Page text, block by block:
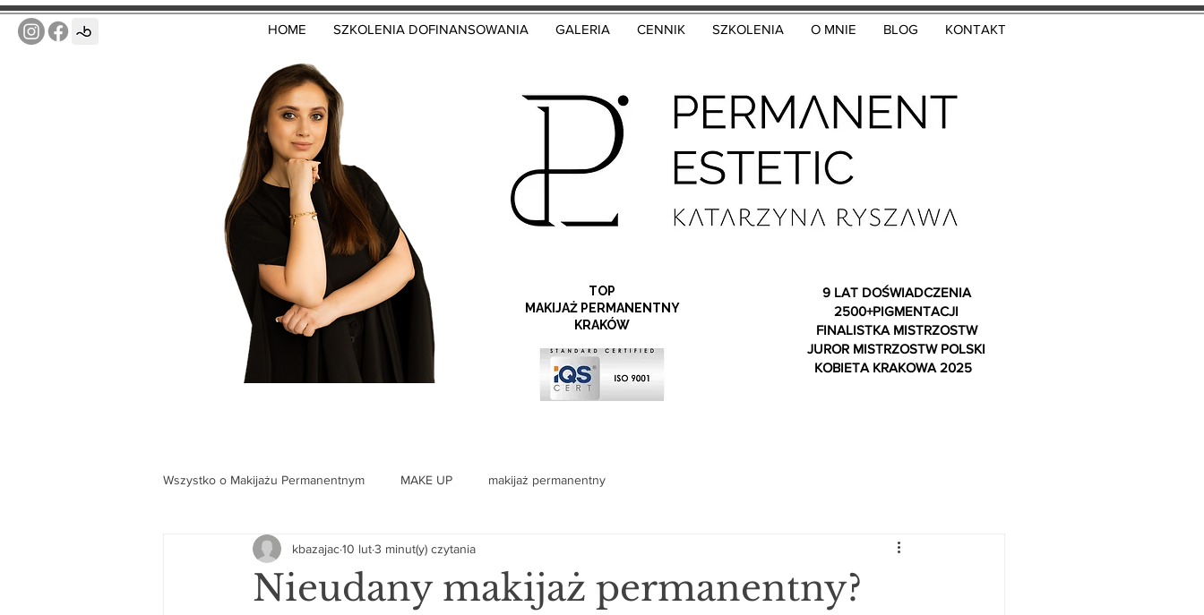
HOME SZKOLENIA DOFINANSOWANIA GALERIA CENNIK SZKOLENIA O MNIE BLOG KONTAKT
9 LAT DOŚWIADCZENIA
2500+PIGMENTACJI
FINALISTKA MISTRZOSTW
JUROR MISTRZOSTW POLSKI
KOBIETA KRAKOWA 2025
TOP
MAKIJAŻ PERMANENTNY
KRAKÓW
Wszystko o Makijażu Permanentnym MAKE UP makijaż permanentny
Nieudany makijaż permanentny?
kbazajac10 lut3 minut(y) czytania